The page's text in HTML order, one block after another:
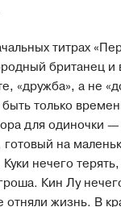
титрах
британец и
«дружба», а не
быть только
для одиночки
на
нечего
Кин Лу
отняли жизнь. В